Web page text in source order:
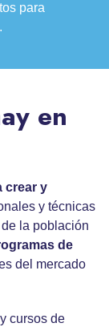
para
en
crear y
y técnicas
la población
de
del mercado
y cursos de